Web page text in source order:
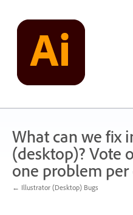
content
What can we fix
(desktop)? Vote
one problem per
← Illustrator (Desktop) Bugs